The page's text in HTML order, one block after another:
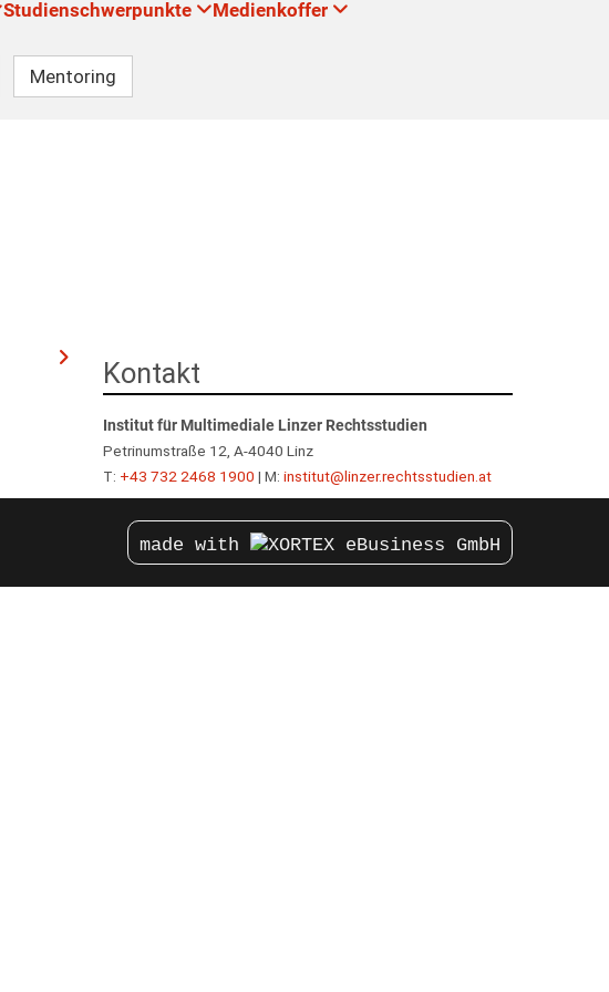
Studienschwerpunkte Medienkoffer
Mentoring
Kontakt
Institut für Multimediale Linzer Rechtsstudien
Petrinumstraße 12, A-4040 Linz
T: +43 732 2468 1900 | M: institut@linzer.rechtsstudien.at
made with